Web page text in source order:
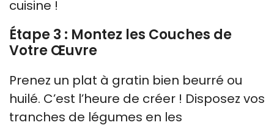
cuisine !
Étape 3 : Montez les Couches de
Votre Œuvre
Prenez un plat à gratin bien beurré ou
huilé. C’est l’heure de créer ! Disposez vos
tranches de légumes en les